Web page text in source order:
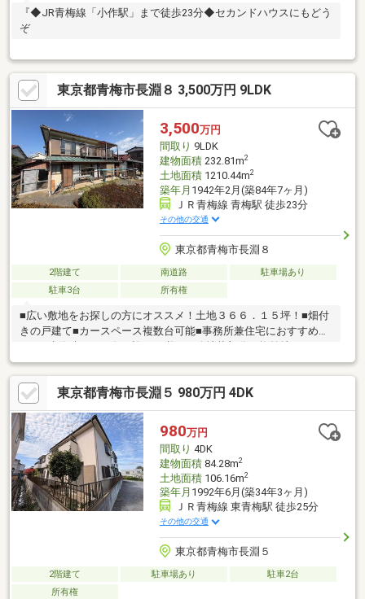
『◆JR青梅線「小作駅」まで徒歩23分◆セカンドハウスにもどう
ぞ
東京都青梅市長淵８ 3,500万円 9LDK
3,500万円
間取り 9LDK
建物面積232.81m2
土地面積1210.44m2
築年月 1942年2月(築84年7ヶ月)
ＪＲ青梅線 青梅駅 徒歩23分
その他の交通
東京都青梅市長淵８
2階建て 南道路
駐車場あり
駐車3台
所有権
■広い敷地をお探しの方にオススメ！土地３６６．１５坪！■畑付
きの戸建て■カースペース複数台可能■事務所兼住宅におすすめで
す■再建築時は４３条の許可が必要（路地状部分（旗竿地）が２
０ｍ以上に該当）■ぜひ一度ご内覧ください
東京都青梅市長淵５ 980万円 4DK
980万円
間取り 4DK
建物面積84.28m2
土地面積106.16m2
築年月 1992年6月(築34年3ヶ月)
ＪＲ青梅線 東青梅駅 徒歩25分
その他の交通
東京都青梅市長淵５
2階建て 駐車場あり
駐車2台
所有権